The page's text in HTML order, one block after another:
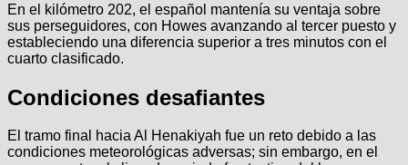
En el kilómetro 202, el español mantenía su ventaja sobre
sus perseguidores, con Howes avanzando al tercer puesto y
estableciendo una diferencia superior a tres minutos con el
cuarto clasificado.
Condiciones desafiantes
El tramo final hacia Al Henakiyah fue un reto debido a las
condiciones meteorológicas adversas; sin embargo, en el